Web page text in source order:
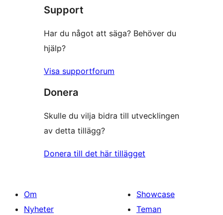
recensioner
Support
Har du något att säga? Behöver du
hjälp?
Visa supportforum
Donera
Skulle du vilja bidra till utvecklingen
av detta tillägg?
Donera till det här tillägget
Om
Nyheter
Showcase
Teman